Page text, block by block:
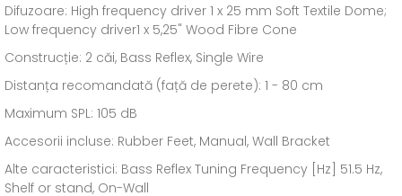
Difuzoare: High frequency driver 1 x 25 mm Soft Textile Dome;
Low frequency driver1 x 5,25" Wood Fibre Cone
Construcție: 2 căi, Bass Reflex, Single Wire
Distanța recomandată (față de perete): 1 - 80 cm
Maximum SPL: 105 dB
Accesorii incluse: Rubber Feet, Manual, Wall Bracket
Alte caracteristici: Bass Reflex Tuning Frequency [Hz] 51.5 Hz,
Shelf or stand, On-Wall